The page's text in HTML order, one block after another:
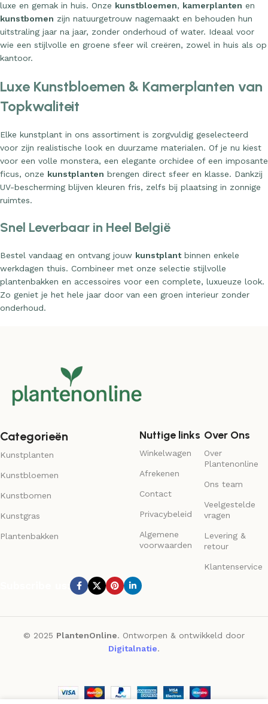
luxe en gemak in huis. Onze kunstbloemen, kamerplanten en
kunstbomen zijn natuurgetrouw nagemaakt en behouden hun
uitstraling jaar na jaar, zonder onderhoud of water. Ideaal voor
wie een stijlvolle en groene sfeer wil creëren, zowel in huis als op
kantoor.
Luxe Kunstbloemen & Kamerplanten van
Topkwaliteit
Elke kunstplant in ons assortiment is zorgvuldig geselecteerd
voor zijn realistische look en duurzame materialen. Of je nu kiest
voor een volle monstera, een elegante orchidee of een imposante
ficus, onze kunstplanten brengen direct sfeer en klasse. Dankzij
UV-bescherming blijven kleuren fris, zelfs bij plaatsing in zonnige
ruimtes.
Snel Leverbaar in Heel België
Bestel vandaag en ontvang jouw kunstplantbinnen enkele
werkdagen thuis. Combineer met onze selectie stijlvolle
plantenbakken en accessoires voor een complete, luxueuze look.
Zo geniet je het hele jaar door van een groen interieur zonder
onderhoud.
Categorieën
Kunstplanten
Kunstbloemen
Kunstbomen
Kunstgras
Plantenbakken
Nuttige links
Winkelwagen
Afrekenen
Contact
Privacybeleid
Algemene
voorwaarden
Over Ons
Over
Plantenonline
Ons team
Veelgestelde
vragen
Levering &
retour
Klantenservice
© 2025 PlantenOnline. Ontworpen & ontwikkeld door
Digitalnatie.